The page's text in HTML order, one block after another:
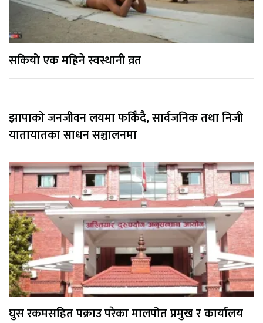
सकियो एक महिने स्वस्थानी व्रत
झापाको जनजीवन लयमा फर्किँदै, सार्वजनिक तथा निजी
यातायातका साधन सञ्चालनमा
घुस रकमसहित पक्राउ परेका मालपोत प्रमुख र कार्यालय